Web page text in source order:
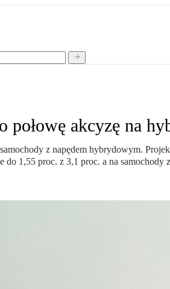
połowę akcyzę na
z napędem hybrydowym.
do 1,55 proc. z 3,1 proc. a na